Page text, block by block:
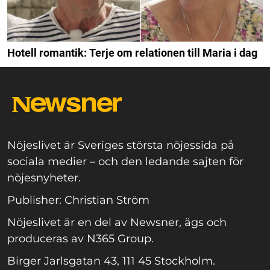
Hotell romantik: Terje om relationen till Maria i dag
Nöjeslivet är Sveriges största nöjessida på
sociala medier – och den ledande sajten för
nöjesnyheter.
Publisher: Christian Ström
Nöjeslivet är en del av Newsner, ägs och
produceras av N365 Group.
Birger Jarlsgatan 43, 111 45 Stockholm.